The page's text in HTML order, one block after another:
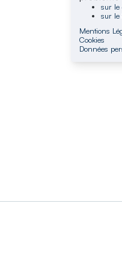
sur le
sur le
Mentions
Cookies
Données